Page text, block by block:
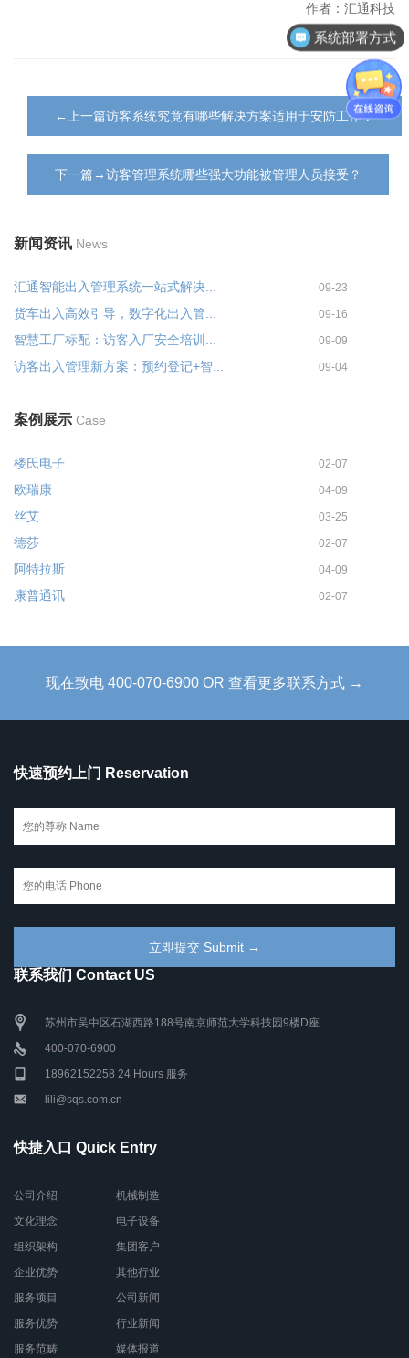
作者：汇通科技
←上一篇访客系统究竟有哪些解决方案适用于安防工作？
下一篇→访客管理系统哪些强大功能被管理人员接受？
新闻资讯 News
汇通智能出入管理系统一站式解决... 09-23
货车出入高效引导，数字化出入管... 09-16
智慧工厂标配：访客入厂安全培训... 09-09
访客出入管理新方案：预约登记+智... 09-04
案例展示 Case
楼氏电子 02-07
欧瑞康 04-09
丝艾 03-25
德莎 02-07
阿特拉斯 04-09
康普通讯 02-07
现在致电 400-070-6900 OR 查看更多联系方式 →
快速预约上门 Reservation
联系我们 Contact US
苏州市吴中区石湖西路188号南京师范大学科技园9楼D座
400-070-6900
18962152258 24 Hours 服务
lili@sqs.com.cn
快捷入口 Quick Entry
公司介绍
文化理念
组织架构
企业优势
服务项目
服务优势
服务范畴
机械制造
电子设备
集团客户
其他行业
公司新闻
行业新闻
媒体报道
系统部署方式